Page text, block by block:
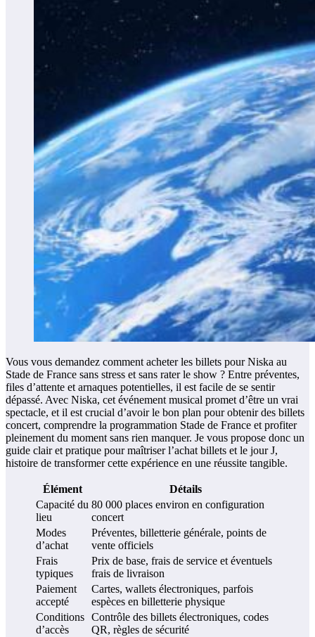
Vous vous demandez comment acheter les billets pour Niska au
Stade de France sans stress et sans rater le show ? Entre préventes,
files d’attente et arnaques potentielles, il est facile de se sentir
dépassé. Avec Niska, cet événement musical promet d’être un vrai
spectacle, et il est crucial d’avoir le bon plan pour obtenir des billets
concert, comprendre la programmation Stade de France et profiter
pleinement du moment sans rien manquer. Je vous propose donc un
guide clair et pratique pour maîtriser l’achat billets et le jour J,
histoire de transformer cette expérience en une réussite tangible.
Élément
Détails
Capacité du
lieu
80 000 places environ en configuration
concert
Modes
d’achat
Préventes, billetterie générale, points de
vente officiels
Frais
typiques
Prix de base, frais de service et éventuels
frais de livraison
Paiement
accepté
Cartes, wallets électroniques, parfois
espèces en billetterie physique
Conditions
d’accès
Contrôle des billets électroniques, codes
QR, règles de sécurité